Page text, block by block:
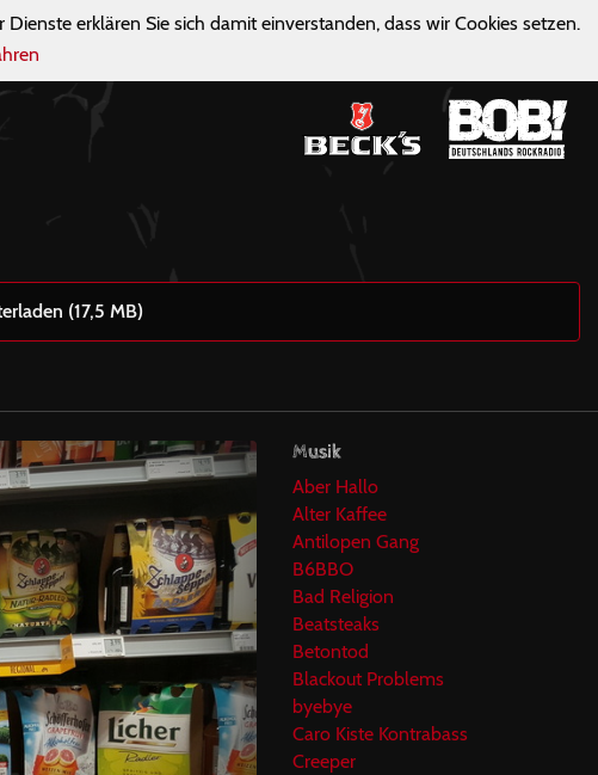
erklären Sie sich damit einverstanden, dass wir Cookies setzen.
(17,5 MB)
Musik
Aber Hallo
Alter Kaffee
Antilopen Gang
B6BBO
Bad Religion
Beatsteaks
Betontod
Blackout Problems
byebye
Caro Kiste Kontrabass
Creeper